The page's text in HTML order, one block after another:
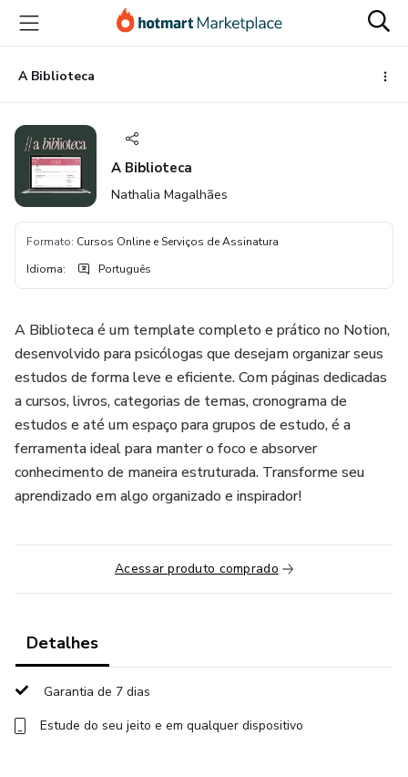
para
conteúdo
principal
para
pagamento
para
rodapé
A Biblioteca
A Biblioteca
Nathalia Magalhães
Formato: Cursos Online e Serviços de Assinatura
Idioma: Português
A Biblioteca é um template completo e prático no Notion,
desenvolvido para psicólogas que desejam organizar seus
estudos de forma leve e eficiente. Com páginas dedicadas
a cursos, livros, categorias de temas, cronograma de
estudos e até um espaço para grupos de estudo, é a
ferramenta ideal para manter o foco e absorver
conhecimento de maneira estruturada. Transforme seu
aprendizado em algo organizado e inspirador!
Acessar produto comprado
Detalhes
Garantia de 7 dias
Estude do seu jeito e em qualquer dispositivo